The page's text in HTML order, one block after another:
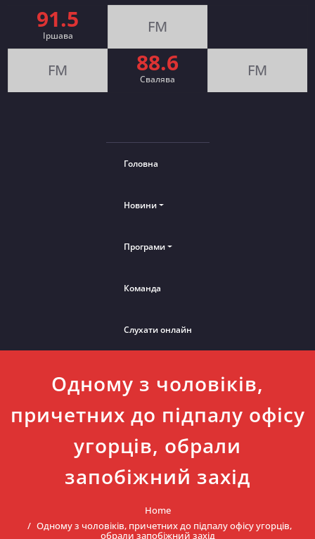
91.5
Іршава FM
FM 88.6
Cвалява FM
Головна
Новини
Програми
Команда
Слухати онлайн
Одному з чоловіків,
причетних до підпалу офісу
угорців, обрали
запобіжний захід
Home
Одному з чоловіків, причетних до підпалу офісу угорців,
обрали запобіжний захід